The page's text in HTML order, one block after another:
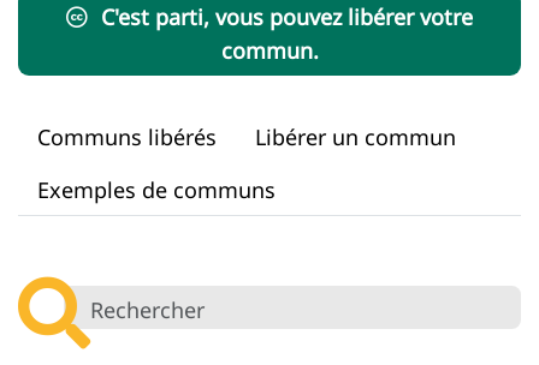
C'est parti, vous pouvez libérer votre
commun.
Communs libérés
Libérer un commun
Exemples de communs